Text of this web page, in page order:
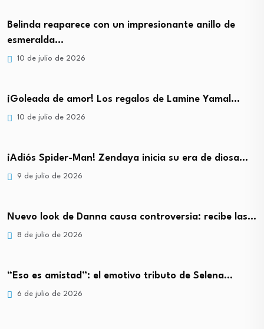
Belinda reaparece con un impresionante anillo de
esmeralda…
10 de julio de 2026
¡Goleada de amor! Los regalos de Lamine Yamal…
10 de julio de 2026
¡Adiós Spider-Man! Zendaya inicia su era de diosa…
9 de julio de 2026
Nuevo look de Danna causa controversia: recibe las…
8 de julio de 2026
“Eso es amistad”: el emotivo tributo de Selena…
6 de julio de 2026